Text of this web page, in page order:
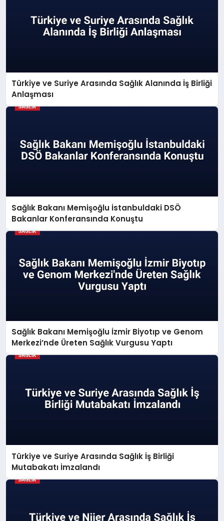
Türkiye ve Suriye Arasında Sağlık Alanında İş Birliği
Anlaşması
Sağlık Bakanı Memişoğlu İstanbuldaki DSÖ
Bakanlar Konferansında Konuştu
Sağlık Bakanı Memişoğlu İzmir Biyotıp ve Genom
Merkezi’nde Üreten Sağlık Vurgusu Yaptı
Türkiye ve Suriye Arasında Sağlık İş Birliği
Mutabakatı İmzalandı